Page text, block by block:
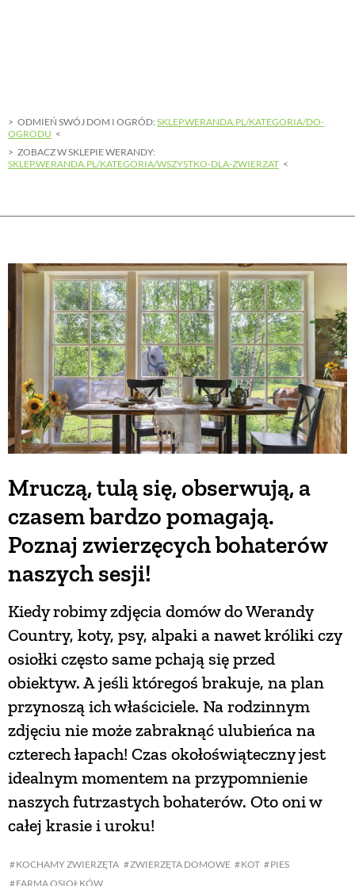
ODMIEŃ SWÓJ DOM I OGRÓD: SKLEP.WERANDA.PL/KATEGORIA/DO-
OGRODU
ZOBACZ W SKLEPIE WERANDY:
SKLEP.WERANDA.PL/KATEGORIA/WSZYSTKO-DLA-ZWIERZAT
Mruczą, tulą się, obserwują, a
czasem bardzo pomagają.
Poznaj zwierzęcych bohaterów
naszych sesji!
KOCHAMY ZWIERZĘTA ZWIERZĘTA DOMOWE KOT
PIES
FARMA OSIOŁKÓW
Kiedy robimy zdjęcia domów do Werandy
Country, koty, psy, alpaki a nawet króliki czy
osiołki często same pchają się przed
obiektyw. A jeśli któregoś brakuje, na plan
przynoszą ich właściciele. Na rodzinnym
zdjęciu nie może zabraknąć ulubieńca na
czterech łapach! Czas okołoświąteczny jest
idealnym momentem na przypomnienie
naszych futrzastych bohaterów. Oto oni w
całej krasie i uroku!